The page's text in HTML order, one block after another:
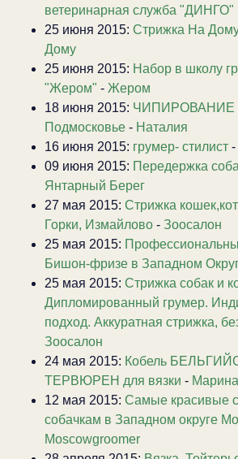
ветеринарная служба "ДИНГО"
25 июня 2015: Стрижка На
Дому
25 июня 2015: Набор в школу
"Жером" - Жером
18 июня 2015: ЧИПИРОВАНИЕ
Подмосковье - Наталия
16 июня 2015: грумер- стилист -
09 июня 2015: Передержка
Янтарный Берег
27 мая 2015: Стрижка
Горки, Измайлово - Зоосалон
25 мая 2015:
Бишон-фризе в Западном
25 мая 2015: Стрижка собак и
Дипломированный грумер.
подход. Аккуратная стрижка,
Зоосалон
24 мая 2015: Кобель
ТЕРВЮРЕН для вязки - Марина
12 мая 2015: Самые красивые
собачкам в Западном округе
Moscowgroomer